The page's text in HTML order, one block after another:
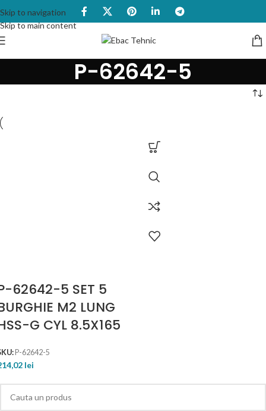
Skip to navigation
Skip to main content
P-62642-5
62642-5 SET 5
M2 LUNG
G CYL 8.5X165
P-62642-5
lei